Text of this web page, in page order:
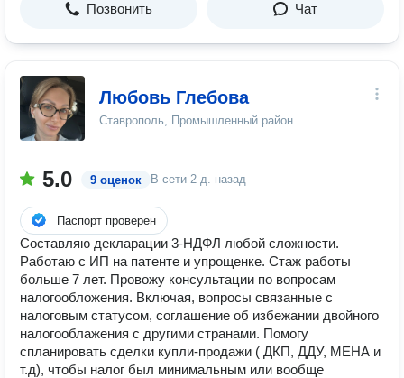
Позвонить Чат
Любовь Глебова
Ставрополь, Промышленный район
5.0 9 оценок В сети 2 д. назад
Паспорт проверен
Составляю декларации 3-НДФЛ любой сложности.
Работаю с ИП на патенте и упрощенке. Стаж работы
больше 7 лет. Провожу консультации по вопросам
налогообложения. Включая, вопросы связанные с
налоговым статусом, соглашение об избежании двойного
налогооблажения с другими странами. Помогу
спланировать сделки купли-продажи ( ДКП, ДДУ, МЕНА и
т.д), чтобы налог был минимальным или вообще